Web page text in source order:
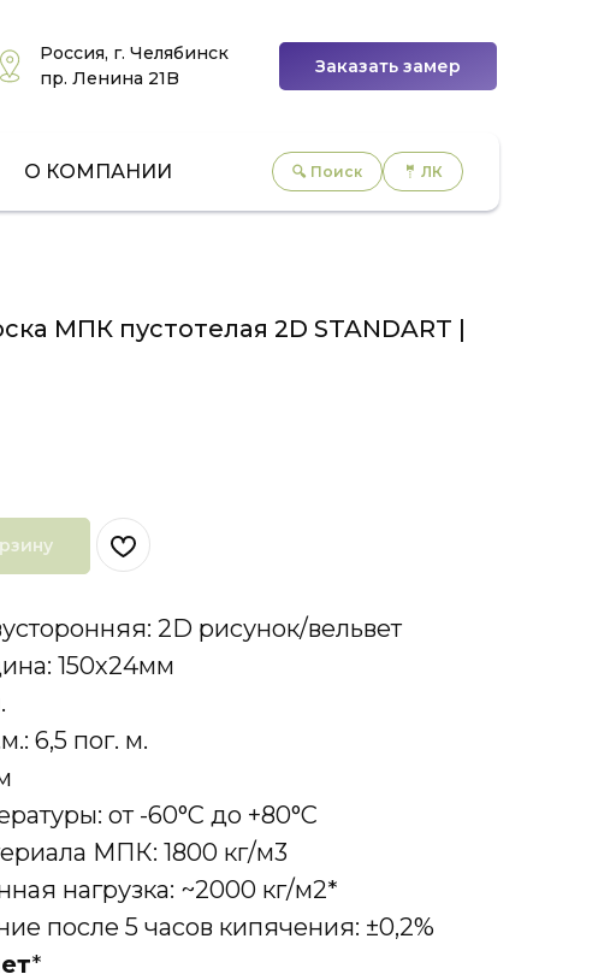
Россия, г. Челябинск
пр. Ленина 21B
Заказать замер
О КОМПАНИИ 🔍 Поиск 🤵 ЛК
МПК пустотелая 2D STANDART |
2D рисунок/вельвет
150х24мм
6,5 пог. м.
от -60°C до +80°C
МПК: 1800 кг/м3
нагрузка: ~2000 кг/м2*
после 5 часов кипячения: ±0,2%
*